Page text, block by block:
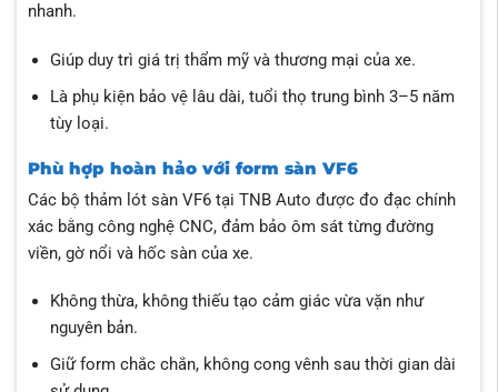
nhanh.
Giúp duy trì giá trị thẩm mỹ và thương mại của xe.
Là phụ kiện bảo vệ lâu dài, tuổi thọ trung bình 3–5 năm
tùy loại.
Phù hợp hoàn hảo với form sàn VF6
Các bộ thảm lót sàn VF6 tại TNB Auto được đo đạc chính
xác bằng công nghệ CNC, đảm bảo ôm sát từng đường
viền, gờ nổi và hốc sàn của xe.
Không thừa, không thiếu tạo cảm giác vừa vặn như
nguyên bản.
Giữ form chắc chắn, không cong vênh sau thời gian dài